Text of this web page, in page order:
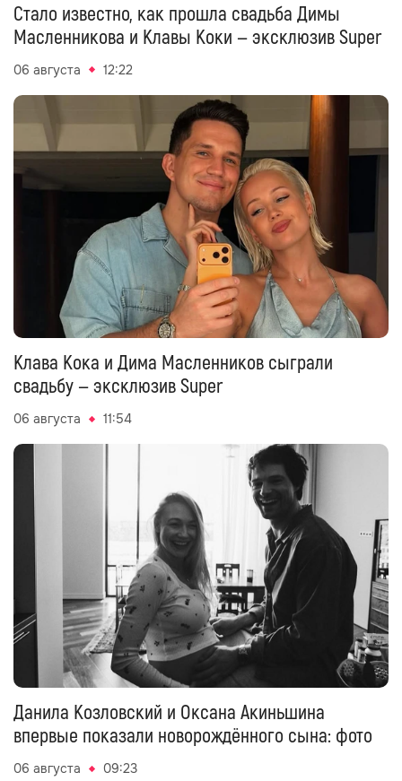
Стало известно, как прошла свадьба Димы
Масленникова и Клавы Коки — эксклюзив Super
06 августа 12:22
Клава Кока и Дима Масленников сыграли
свадьбу — эксклюзив Super
06 августа 11:54
Данила Козловский и Оксана Акиньшина
впервые показали новорождённого сына: фото
06 августа 09:23